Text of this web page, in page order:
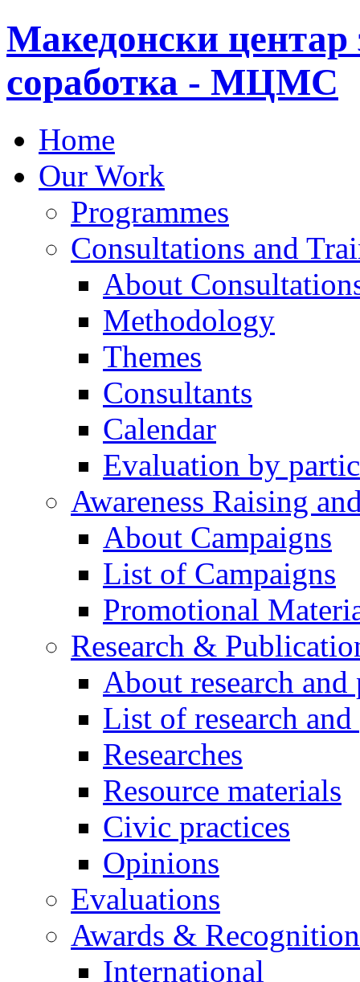
Македонски центар
соработка - МЦМС
Home
Our Work
Programmes
Consultations and
About
Methodology
Themes
Consultants
Calendar
Evaluation by
Awareness Raising
About Campaigns
List of Campaigns
Promotional
Research &
About research
List of research
Researches
Resource materials
Civic practices
Opinions
Evaluations
Awards &
International